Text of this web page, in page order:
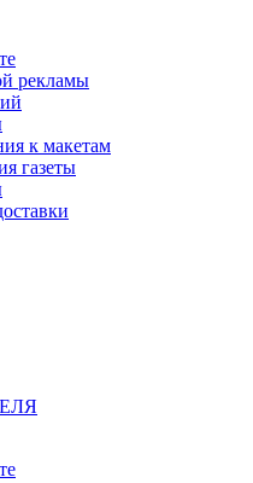
рекламы
к макетам
газеты